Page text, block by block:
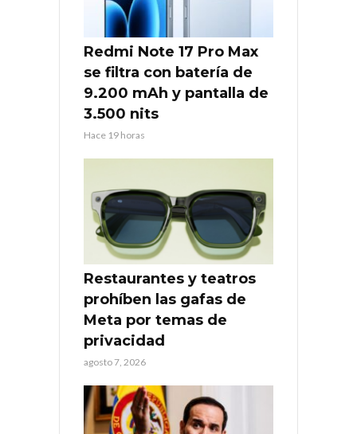
Redmi Note 17 Pro Max
se filtra con batería de
9.200 mAh y pantalla de
3.500 nits
Hace 19 horas
Restaurantes y teatros
prohíben las gafas de
Meta por temas de
privacidad
agosto 7, 2026